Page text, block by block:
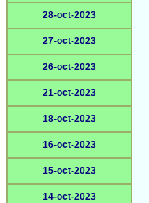
28-oct-2023
27-oct-2023
26-oct-2023
21-oct-2023
18-oct-2023
16-oct-2023
15-oct-2023
14-oct-2023